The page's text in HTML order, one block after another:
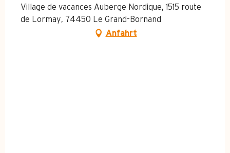
Village de vacances Auberge Nordique, 1515 route
de Lormay, 74450 Le Grand-Bornand
Anfahrt